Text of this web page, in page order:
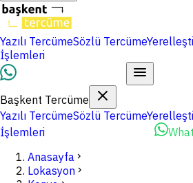
Yazılı TercümeSözlü Tercüme
İşlemleri
Başkent Tercüme
Yazılı TercümeSözlü Tercüme
İşlemleri
Anasayfa chevron_right
Lokasyon chevron_right